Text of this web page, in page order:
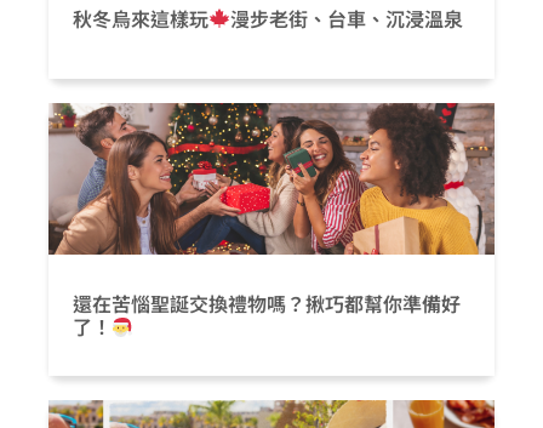
秋冬烏來這樣玩 漫步老街、台車、沉浸溫泉
還在苦惱聖誕交換禮物嗎？揪巧都幫你準備好
了！